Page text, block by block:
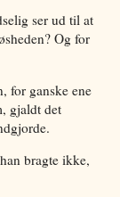
ser ud til at
Og for
for ganske ene
gjaldt det
bragte ikke,